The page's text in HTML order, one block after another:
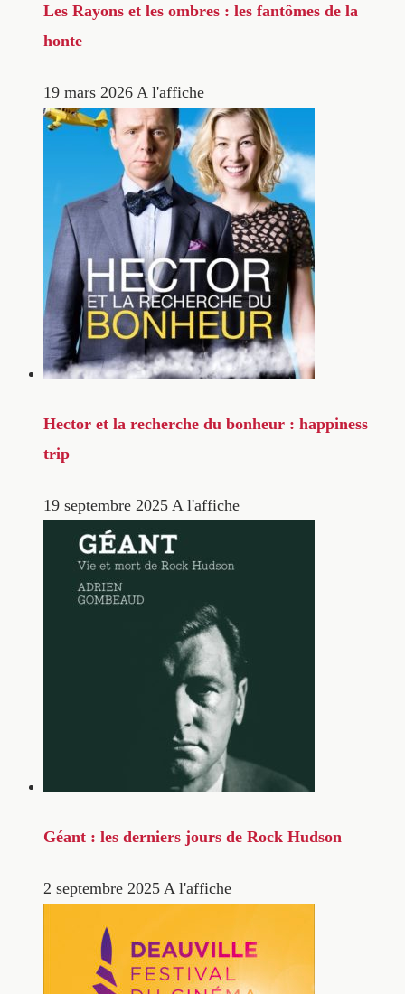
Les Rayons et les ombres : les fantômes de la
honte
19 mars 2026 A l'affiche
Hector et la recherche du bonheur : happiness
trip
19 septembre 2025 A l'affiche
Géant : les derniers jours de Rock Hudson
2 septembre 2025 A l'affiche